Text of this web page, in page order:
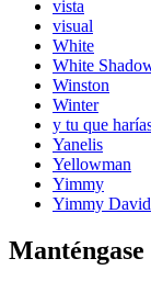
vista
visual
White
White
Winston
Winter
y tu que
Yanelis
Yellowman
Yimmy
Yimmy David